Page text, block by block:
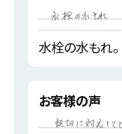
水栓の水もれ。
お客様の声